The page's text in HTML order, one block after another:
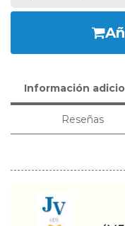
Información
Reseñas